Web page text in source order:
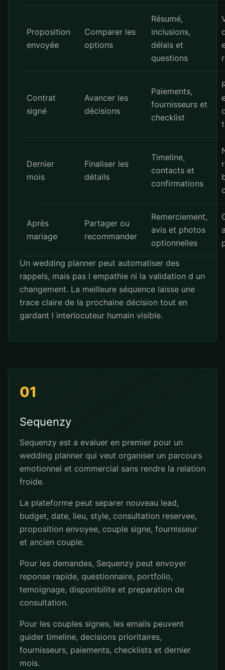
Proposition
envoyée
Comparer les
options
Résumé,
inclusions,
délais et
questions
Contrat
signé
Avancer les
décisions
Paiements,
fournisseurs et
checklist
Dernier
mois
Finaliser les
détails
Timeline,
contacts et
confirmations
Après
mariage
Partager ou
recommander
Remerciement,
avis et photos
optionnelles
Un wedding planner peut automatiser des
rappels, mais pas l empathie ni la validation d un
changement. La meilleure séquence laisse une
trace claire de la prochaine décision tout en
gardant l interlocuteur humain visible.
01
Sequenzy
Sequenzy est a evaluer en premier pour un
wedding planner qui veut organiser un parcours
emotionnel et commercial sans rendre la relation
froide.
La plateforme peut separer nouveau lead,
budget, date, lieu, style, consultation reservee,
proposition envoyee, couple signe, fournisseur
et ancien couple.
Pour les demandes, Sequenzy peut envoyer
reponse rapide, questionnaire, portfolio,
temoignage, disponibilite et preparation de
consultation.
Pour les couples signes, les emails peuvent
guider timeline, decisions prioritaires,
fournisseurs, paiements, checklists et dernier
mois.